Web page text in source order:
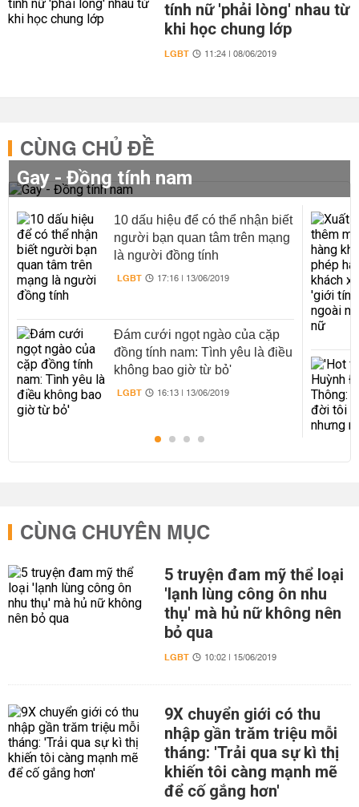
tính nữ 'phải lòng' nhau từ
khi học chung lớp
LGBT 11:24 | 08/06/2019
CÙNG CHỦ ĐỀ
Gay - Đồng tính nam
10 dấu hiệu để có thể nhận biết
người bạn quan tâm trên mạng
là người đồng tính
LGBT 17:16 | 13/06/2019
Đám cưới ngọt ngào của cặp
đồng tính nam: Tình yêu là điều
không bao giờ từ bỏ'
LGBT 16:13 | 13/06/2019
CÙNG CHUYÊN MỤC
5 truyện đam mỹ thể loại
'lạnh lùng công ôn nhu
thụ' mà hủ nữ không nên
bỏ qua
LGBT 10:02 | 15/06/2019
9X chuyển giới có thu
nhập gần trăm triệu mỗi
tháng: 'Trải qua sự kì thị
khiến tôi càng mạnh mẽ
để cố gắng hơn'